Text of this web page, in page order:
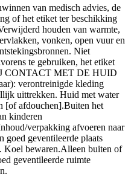
van medisch advies, de
of het etiket ter beschikking
houden van warmte,
vonken, open vuur en
Niet
te gebruiken, het etiket
CONTACT MET DE HUID
verontreinigde kleding
uittrekken. Huid met water
[of afdouchen].Buiten het
kinderen
verpakking afvoeren naar
goed geventileerde plaats
Koel bewaren.Alleen buiten of
geventileerde ruimte